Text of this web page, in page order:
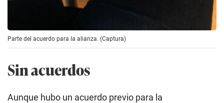
Parte del acuerdo para la alianza. (Captura)
Sin acuerdos
Aunque hubo un acuerdo previo para la